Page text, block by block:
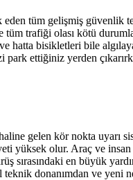
tüm gelişmiş
trafiği olası kötü
hatta bisikletleri bile
ettiğiniz yerden
gelen kör nokta uyarı
yüksek olur. Araç ve
en büyük
donanımdan ve yeni